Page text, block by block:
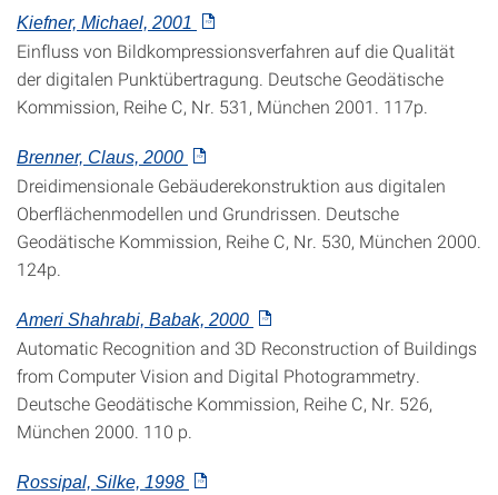
Kiefner, Michael, 2001
Einfluss von Bildkompressionsverfahren auf die Qualität
der digitalen Punktübertragung. Deutsche Geodätische
Kommission, Reihe C, Nr. 531, München 2001. 117p.
Brenner, Claus, 2000
Dreidimensionale Gebäuderekonstruktion aus digitalen
Oberflächenmodellen und Grundrissen. Deutsche
Geodätische Kommission, Reihe C, Nr. 530, München 2000.
124p.
Ameri Shahrabi, Babak, 2000
Automatic Recognition and 3D Reconstruction of Buildings
from Computer Vision and Digital Photogrammetry.
Deutsche Geodätische Kommission, Reihe C, Nr. 526,
München 2000. 110 p.
Rossipal, Silke, 1998